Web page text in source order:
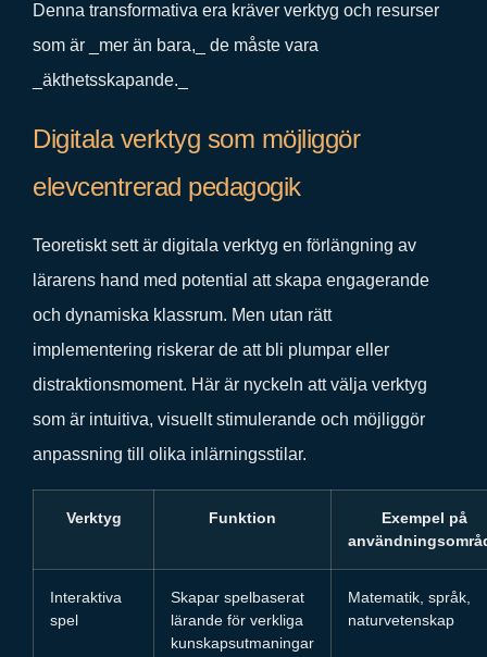
Denna transformativa era kräver verktyg och resurser
som är _mer än bara,_ de måste vara
_äkthetsskapande._
Digitala verktyg som möjliggör
elevcentrerad pedagogik
Teoretiskt sett är digitala verktyg en förlängning av
lärarens hand med potential att skapa engagerande
och dynamiska klassrum. Men utan rätt
implementering riskerar de att bli plumpar eller
distraktionsmoment. Här är nyckeln att välja verktyg
som är intuitiva, visuellt stimulerande och möjliggör
anpassning till olika inlärningsstilar.
Verktyg Funktion
Exempel på
Interaktiva
spel
Skapar spelbaserat
lärande för verkliga
kunskapsutmaningar
Matematik, språk,
naturvetenskap